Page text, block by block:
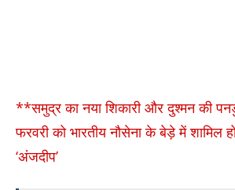
**समुद्र का नया शिकारी और दुश्मन की
फरवरी को भारतीय नौसेना के बेड़े में शामिल
‘अंजदीप’